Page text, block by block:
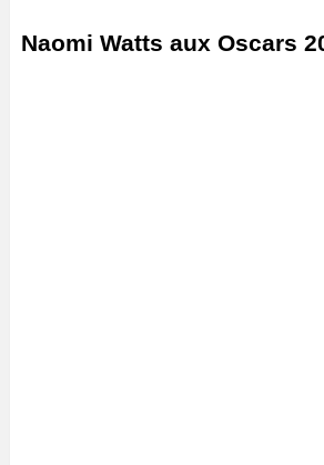
Naomi Watts aux Oscars